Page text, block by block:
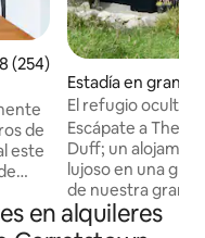
promedio: 4.98 de
(254)
de
este
Estadía en granja
El refugio oculto
romántico
Escápate a The
Duff; un
lujoso en una
de nuestra granja
de West Cork, a
Bantry y
en alquileres